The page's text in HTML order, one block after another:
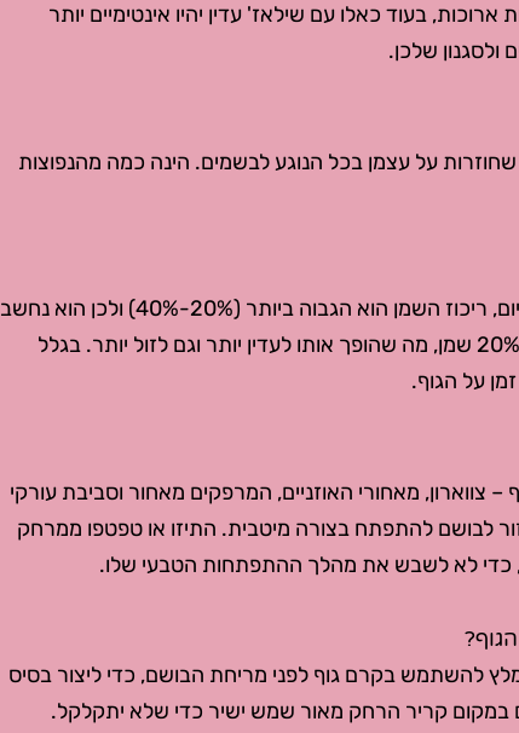
בעוד כאלו עם שילאז' עדין יהיו אינטימיים יותר
ולסגנון שלכן.
על עצמן בכל הנוגע לבשמים. הינה כמה מהנפוצות
ההבדל העיקרי טמון בריכוז שמן הבושם. בפרפיום, ריכוז השמן הוא הגבוה ביותר (20%-40%) ולכן הוא נחשב
לעוצמתי ויוקרתי יותר. או דה טואלט מכיל 5%-20% שמן, מה שהופך אותו לעדין יותר וגם לזול יותר. בגלל
על הגוף.
צווארון, מאחורי האוזניים, המרפקים מאחור וסביבת עורקי
לבושם להתפתח בצורה מיטבית. התיזו או טפטפו ממרחק
להשתמש בקרם גוף לפני מריחת הבושם, כדי ליצור בסיס
במקום קריר הרחק מאור שמש ישיר כדי שלא יתקלקל.